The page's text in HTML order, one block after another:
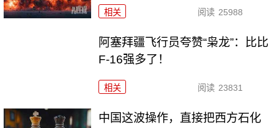
相关 阅读 25988
阿塞拜疆飞行员夸赞“枭龙”：比比
F-16强多了！
相关 阅读 23831
中国这波操作，直接把西方石化